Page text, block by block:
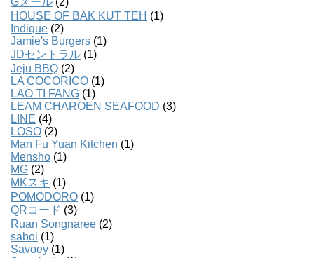
HOUSE OF BAK KUT TEH (1)
Indique (2)
Jamie's Burgers (1)
JDセントラル (1)
Jeju BBQ (2)
LA COCORICO (1)
LAO TI FANG (1)
LEAM CHAROEN SEAFOOD (3)
LINE (4)
LOSO (2)
Man Fu Yuan Kitchen (1)
Mensho (1)
MG (2)
MKスキ (1)
POMODORO (1)
QRコード (3)
Ruan Songnaree (2)
saboi (1)
Savoey (1)